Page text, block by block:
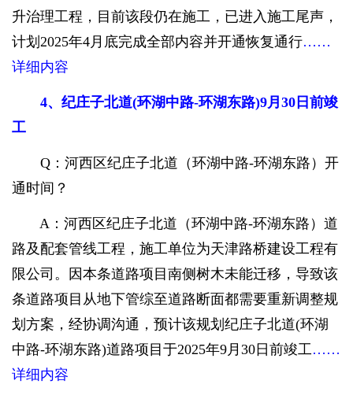
升治理工程，目前该段仍在施工，已进入施工尾声，
计划2025年4月底完成全部内容并开通恢复通行……
详细内容
4、纪庄子北道(环湖中路-环湖东路)9月30日前竣
工
Q：河西区纪庄子北道（环湖中路-环湖东路）开
通时间？
A：河西区纪庄子北道（环湖中路-环湖东路）道
路及配套管线工程，施工单位为天津路桥建设工程有
限公司。因本条道路项目南侧树木未能迁移，导致该
条道路项目从地下管综至道路断面都需要重新调整规
划方案，经协调沟通，预计该规划纪庄子北道(环湖
中路-环湖东路)道路项目于2025年9月30日前竣工……
详细内容